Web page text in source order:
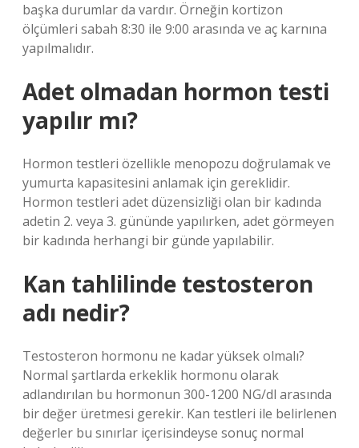
başka durumlar da vardır. Örneğin kortizon
ölçümleri sabah 8:30 ile 9:00 arasında ve aç karnına
yapılmalıdır.
Adet olmadan hormon testi
yapılır mı?
Hormon testleri özellikle menopozu doğrulamak ve
yumurta kapasitesini anlamak için gereklidir.
Hormon testleri adet düzensizliği olan bir kadında
adetin 2. veya 3. gününde yapılırken, adet görmeyen
bir kadında herhangi bir günde yapılabilir.
Kan tahlilinde testosteron
adı nedir?
Testosteron hormonu ne kadar yüksek olmalı?
Normal şartlarda erkeklik hormonu olarak
adlandırılan bu hormonun 300-1200 NG/dl arasında
bir değer üretmesi gerekir. Kan testleri ile belirlenen
değerler bu sınırlar içerisindeyse sonuç normal